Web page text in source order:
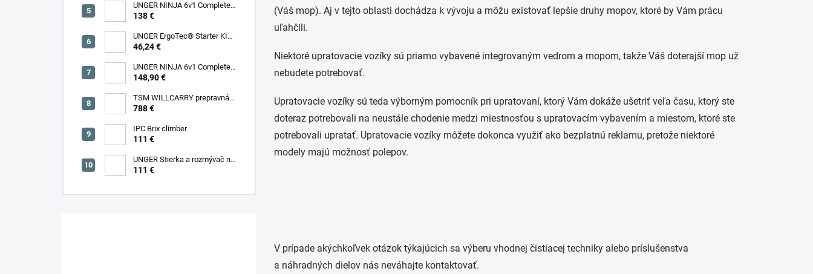
UNGER NINJA 6v1 Complete
Kit 35 cm sada na umývanie
138 €
UNGER ErgoTec® Starter KIT
35 cm na umývanie okien
46,24 €
UNGER NINJA 6v1 Complete
Kit 45 cm sada na umývanie
148,90 €
TSM WILLCARRY prepravná
plošina pre Willmop
788 €
IPC Brix climber
111 €
UNGER Stierka a rozmývač na
okná VisaVersa® 35 cm
111 €
(Váš mop). Aj v tejto oblasti dochádza k vývoju a môžu existovať lepšie druhy mopov, ktoré by Vám prácu
uľahčili.
Niektoré upratovacie vozíky sú priamo vybavené integrovaným vedrom a mopom, takže Váš doterajší mop už
nebudete potrebovať.
Upratovacie vozíky sú teda výborným pomocník pri upratovaní, ktorý Vám dokáže ušetriť veľa času, ktorý ste
doteraz potrebovali na neustále chodenie medzi miestnosťou s upratovacím vybavením a miestom, ktoré ste
potrebovali upratať. Upratovacie vozíky môžete dokonca využiť ako bezplatnú reklamu, pretože niektoré
modely majú možnosť polepov.
V prípade akýchkoľvek otázok týkajúcich sa výberu vhodnej čistiacej techniky alebo príslušenstva
a náhradných dielov nás neváhajte kontaktovať.